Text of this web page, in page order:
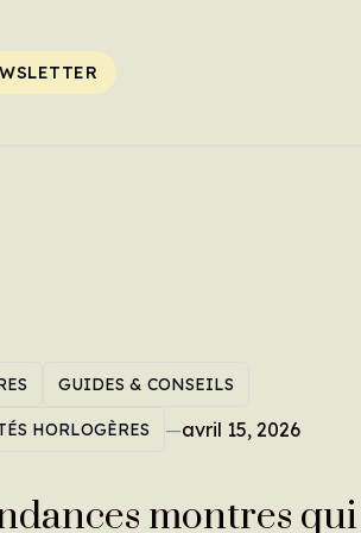
GUIDES & CONSEILS
HORLOGÈRES —avril 15, 2026
montres